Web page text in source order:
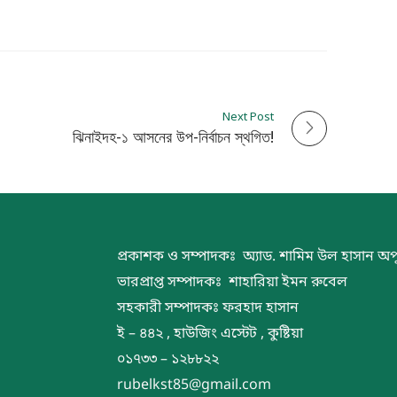
Next Post
ঝিনাইদহ-১ আসনের উপ-নির্বাচন স্থগিত!
প্রকাশক ও সম্পাদকঃ অ্যাড. শামিম উল হাসান
ভারপ্রাপ্ত সম্পাদকঃ শাহারিয়া ইমন রুবেল
সহকারী সম্পাদকঃ ফরহাদ হাসান
ই – ৪৪২ , হাউজিং এস্টেট , কুষ্টিয়া
০১৭৩৩ – ১২৮৮২২
rubelkst85@gmail.com